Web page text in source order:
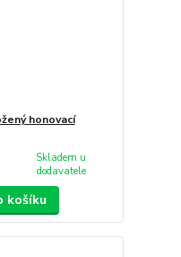
honovací
Skladem u
dodavatele
košíku